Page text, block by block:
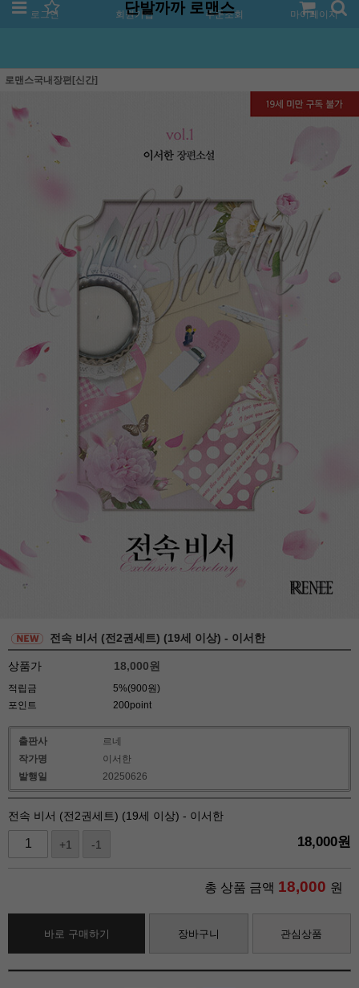
로그인 회원가입 주문조회 마이페이지
단발까까 로맨스
로맨스국내장편[신간]
전속 비서 (전2권세트) (19세 이상) - 이서한
상품가 18,000원
적립금
5%(900원)
포인트
200point
출판사
르네
작가명
이서한
발행일
20250626
전속 비서 (전2권세트) (19세 이상) - 이서한
+1 -1 18,000원
총 상품 금액 18,000 원
바로 구매하기 장바구니 관심상품